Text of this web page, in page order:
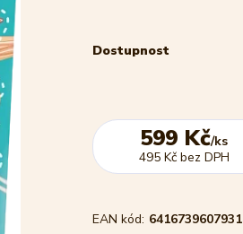
Dostupnost
599 Kč/ks
495 Kč bez DPH
EAN kód: 6416739607931